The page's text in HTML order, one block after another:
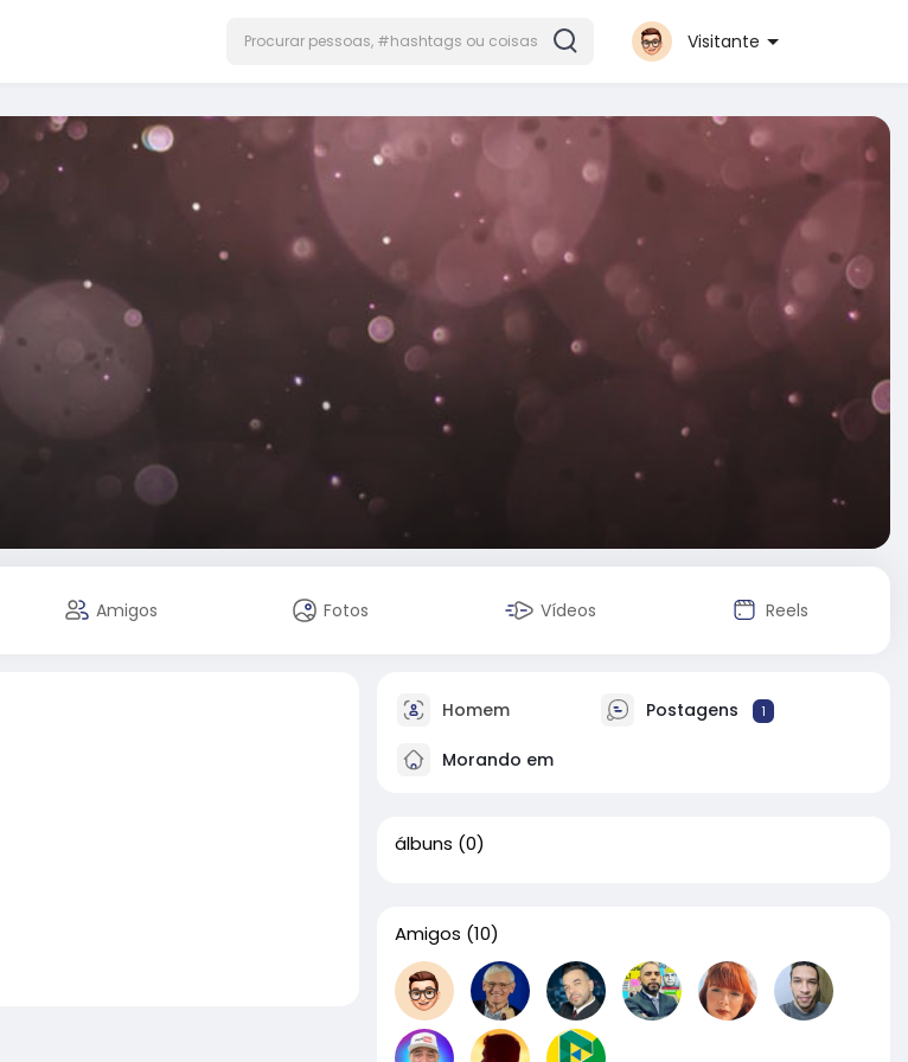
Visitante
Amigos Fotos Vídeos Reels
Homem Postagens 1
Morando em
álbuns (0)
Amigos (10)